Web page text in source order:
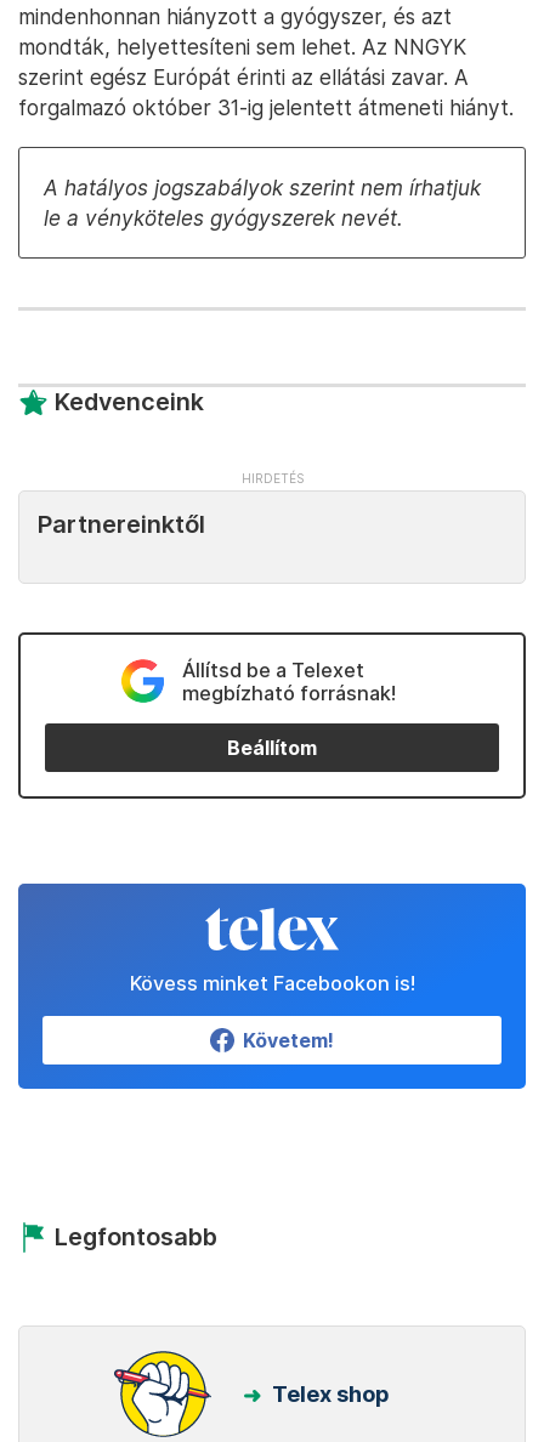
mindenhonnan hiányzott a gyógyszer, és azt
mondták, helyettesíteni sem lehet. Az NNGYK
szerint egész Európát érinti az ellátási zavar. A
forgalmazó október 31-ig jelentett átmeneti hiányt.
A hatályos jogszabályok szerint nem írhatjuk
le a vényköteles gyógyszerek nevét.
Kedvenceink
Partnereinktől
Állítsd be a Telexet
megbízható forrásnak!
Beállítom
Kövess minket Facebookon is!
Követem!
Legfontosabb
Telex shop